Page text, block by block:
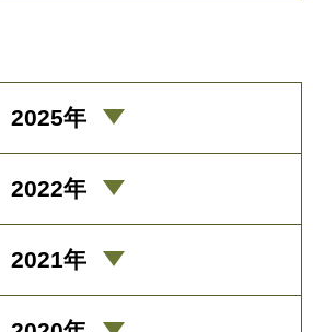
2025年
2022年
2021年